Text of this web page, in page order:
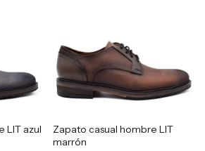
LIT azul
Zapato casual hombre LIT
marrón